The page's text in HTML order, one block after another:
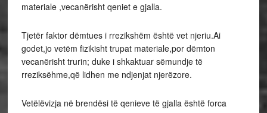
materiale ,vecanërisht qeniet e gjalla.
Tjetër faktor dëmtues i rrezikshëm është vet njeriu.Ai
godet,jo vetëm fizikisht trupat materiale,por dëmton
vecanërisht trurin; duke i shkaktuar sëmundje të
rreziksëhme,që lidhen me ndjenjat njerëzore.
Vetëlëvizja në brendësi të qenieve të gjalla është forca